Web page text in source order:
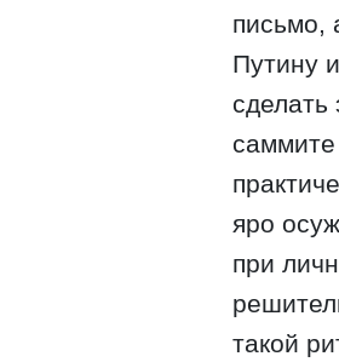
письмо,
Путину
саммите
яро
при
такой